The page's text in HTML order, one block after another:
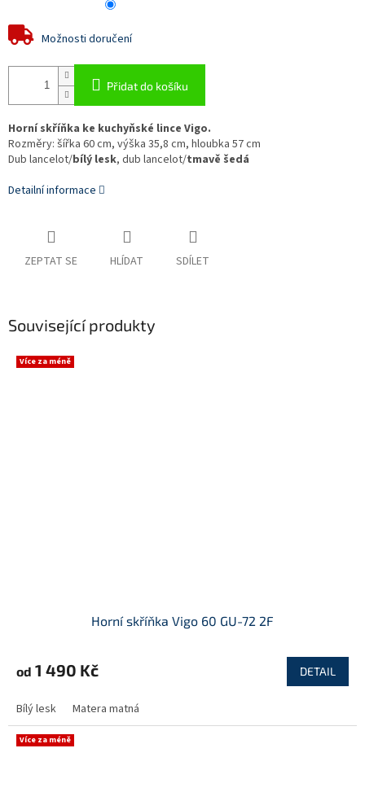
Možnosti doručení
Přidat do košíku
Horní skříňka ke kuchyňské lince Vigo.
Rozměry: šířka 60 cm, výška 35,8 cm, hloubka 57 cm
Dub lancelot/bílý lesk, dub lancelot/tmavě šedá
Detailní informace
ZEPTAT SE HLÍDAT SDÍLET
Související produkty
Více za méně
Horní skříňka Vigo 60 GU-72 2F
od 1 490 Kč DETAIL
Bílý lesk Matera matná
Více za méně